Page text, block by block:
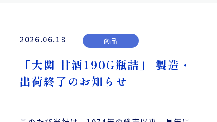
2026.06.18 商品
「大関 甘酒190G瓶詰」 製造・
出荷終了のお知らせ